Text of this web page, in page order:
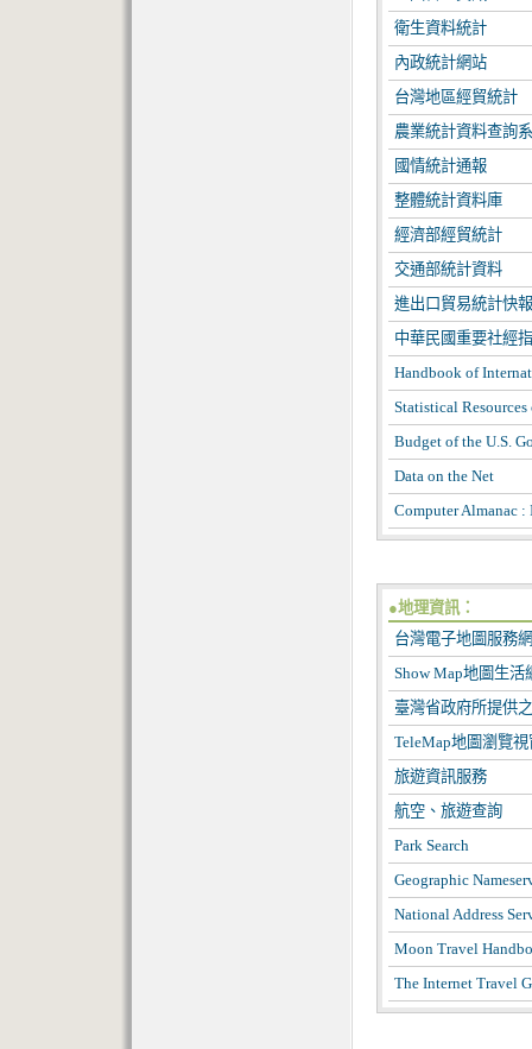
衛生資料統計
內政統計網站
台灣地區經貿統計
農業統計資料查詢
國情統計通報
整體統計資料庫
經濟部經貿統計
交通部統計資料
進出口貿易統計快報
中華民國重要社經
Handbook of
Statistical Resources
Budget of the U.S.
Data on the Net
Computer Almanac :
●地理資訊：
台灣電子地圖服務網
Show Map地圖生活
臺灣省政府所提供
TeleMap地圖瀏覽視
旅遊資訊服務
航空、旅遊查詢
Park Search
Geographic
National Address
Moon Travel
The Internet Travel